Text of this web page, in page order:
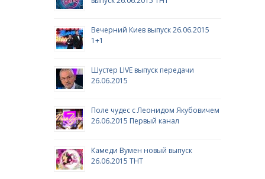
Вечерний Киев выпуск 26.06.2015
1+1
Шустер LIVE выпуск передачи
26.06.2015
Поле чудес с Леонидом Якубовичем
26.06.2015 Первый канал
Камеди Вумен новый выпуск
26.06.2015 ТНТ